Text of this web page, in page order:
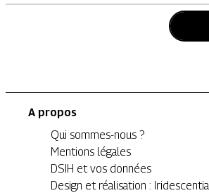
A propos
Qui sommes-nous ?
Mentions légales
DSIH et vos données
Design et réalisation : Iridescentia